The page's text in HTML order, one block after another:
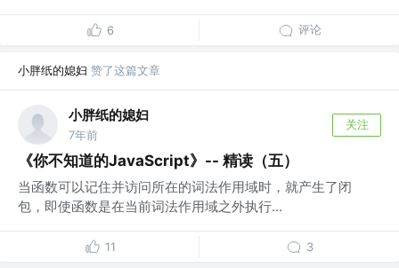
6 评论
小胖纸的媳妇 赞了这篇文章
小胖纸的媳妇
7年前
关注
《你不知道的JavaScript》-- 精读（五）
当函数可以记住并访问所在的词法作用域时，就产生了闭
包，即使函数是在当前词法作用域之外执行...
11 3